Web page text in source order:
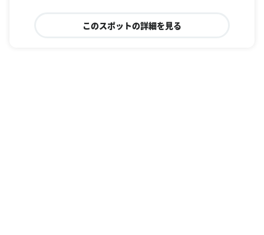
このスポットの詳細を見る